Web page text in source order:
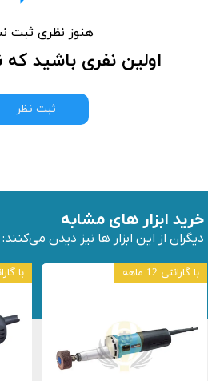
هنوز نظری ثبت
اولین نفری باشید
ثبت نظر
با گارانتی 12 ماهه با
خرید ابزار های مشابه
دیگران از این ابزار ها نیز دیدن می‌کنند: